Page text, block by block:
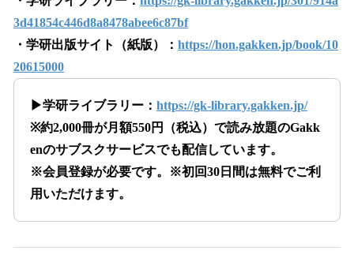
3d41854c446d8a8478abee6c87bf
・学研出版サイト（紙版）： https://hon.gakken.jp/book/10
20615000
▶学研ライブラリー： https://gk-library.gakken.jp/
※約2,000冊が月額550円（税込）で読み放題のGakk
enのサブスクサービスでも配信しています。
※会員登録が必要です。※初回30日間は無料でご利
用いただけます。